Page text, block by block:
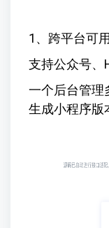
1、跨平台可用
支持公众号、
一个后台管理
生成小程序版